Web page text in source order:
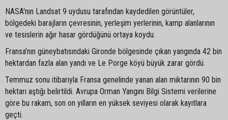
NASA'nın Landsat 9 uydusu tarafından kaydedilen görüntüler,
bölgedeki barajların çevresinin, yerleşim yerlerinin, kamp alanlarının
ve tesislerin ağır hasar gördüğünü ortaya koydu.
Fransa'nın güneybatısındaki Gironde bölgesinde çıkan yangında 42 bin
hektardan fazla alan yandı ve Le Porge köyü büyük zarar gördü.
Temmuz sonu itibarıyla Fransa genelinde yanan alan miktarının 90 bin
hektarı aştığı belirtildi. Avrupa Orman Yangını Bilgi Sistemi verilerine
göre bu rakam, son on yılların en yüksek seviyesi olarak kayıtlara
geçti.